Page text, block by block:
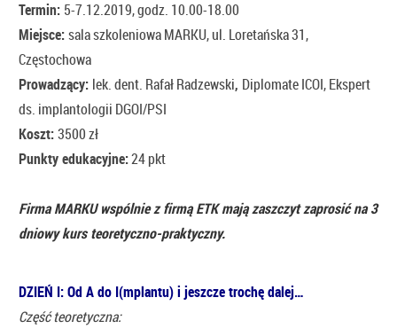
Termin: 5-7.12.2019, godz. 10.00-18.00
Miejsce:sala szkoleniowa MARKU, ul. Loretańska 31,
Częstochowa
Prowadzący: lek. dent. Rafał Radzewski, Diplomate ICOI, Ekspert
ds. implantologii DGOI/PSI
Koszt:3500 zł
Punkty edukacyjne:24 pkt
Firma MARKU wspólnie z firmą ETK mają zaszczyt zaprosić na 3
dniowy kurs teoretyczno-praktyczny.
DZIEŃ I:Od A do I(mplantu) i jeszcze trochę dalej…
Część teoretyczna: